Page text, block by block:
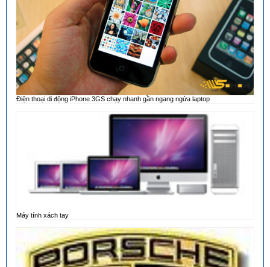
Điện thoại di động iPhone 3GS chạy nhanh gần ngang ngửa laptop
Máy tính xách tay